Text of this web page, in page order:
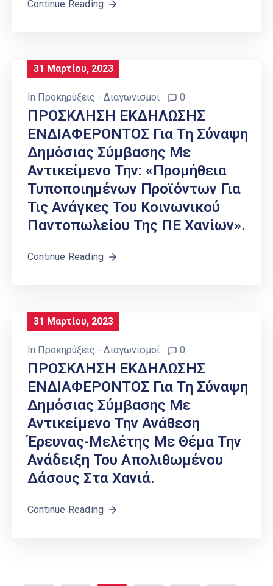
Continue Reading
31 Μαρτίου, 2023
In Προκηρύξεις - Διαγωνισμοί 0
ΠΡΟΣΚΛΗΣΗ ΕΚΔΗΛΩΣΗΣ
ΕΝΔΙΑΦΕΡΟΝΤΟΣ Για Τη Σύναψη
Δημόσιας Σύμβασης Με
Αντικείμενο Την: «Προμήθεια
Τυποποιημένων Προϊόντων Για
Τις Ανάγκες Του Κοινωνικού
Παντοπωλείου Της ΠΕ Χανίων».
Continue Reading
31 Μαρτίου, 2023
In Προκηρύξεις - Διαγωνισμοί 0
ΠΡΟΣΚΛΗΣΗ ΕΚΔΗΛΩΣΗΣ
ΕΝΔΙΑΦΕΡΟΝΤΟΣ Για Τη Σύναψη
Δημόσιας Σύμβασης Με
Αντικείμενο Την Ανάθεση
Έρευνας-Μελέτης Με Θέμα Την
Ανάδειξη Του Απολιθωμένου
Δάσους Στα Χανιά.
Continue Reading